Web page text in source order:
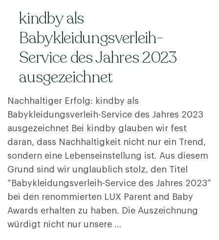
kindby als
Babykleidungsverleih-
Service des Jahres 2023
ausgezeichnet
Nachhaltiger Erfolg: kindby als
Babykleidungsverleih-Service des Jahres 2023
ausgezeichnet Bei kindby glauben wir fest
daran, dass Nachhaltigkeit nicht nur ein Trend,
sondern eine Lebenseinstellung ist. Aus diesem
Grund sind wir unglaublich stolz, den Titel
“Babykleidungsverleih-Service des Jahres 2023”
bei den renommierten LUX Parent and Baby
Awards erhalten zu haben. Die Auszeichnung
würdigt nicht nur unsere …